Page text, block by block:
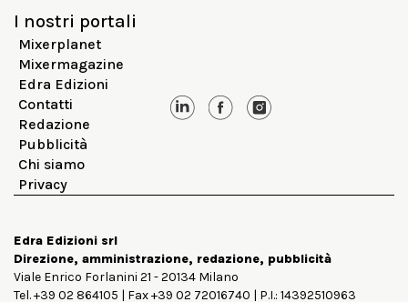
I nostri portali
Mixerplanet
Mixermagazine
Edra Edizioni
Contatti
Redazione
Pubblicità
Chi siamo
Privacy
Edra Edizioni srl
Direzione, amministrazione, redazione, pubblicità
Viale Enrico Forlanini 21 - 20134 Milano
Tel. +39 02 864105 | Fax +39 02 72016740 | P.I.: 14392510963